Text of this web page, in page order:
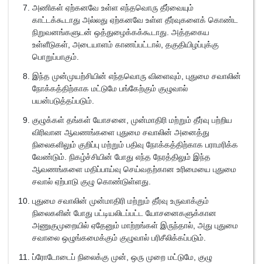
அணிகள் ஏற்கனவே உள்ள எந்தவொரு தீர்வையும்
காட்டக்கூடாது அல்லது ஏற்கனவே உள்ள தீர்வுகளைக் கொண்ட
நிறுவனங்களுடன் ஒத்துழைக்கக்கூடாது. அத்தகைய
உள்ளீடுகள், அடையாளம் காணப்பட்டால், தகுதியிழப்புக்கு
பொறுப்பாகும்.
இந்த முன்முயற்சியின் எந்தவொரு விளைவும், புதுமை சவாலின்
நோக்கத்திற்காக மட்டுமே பங்கேற்கும் குழுவால்
பயன்படுத்தப்படும்.
குழுக்கள் தங்கள் யோசனை, முன்மாதிரி மற்றும் தீர்வு பற்றிய
விரிவான ஆவணங்களை புதுமை சவாலின் அனைத்து
நிலைகளிலும் குறிப்பு மற்றும் பதிவு நோக்கத்திற்காக பராமரிக்க
வேண்டும். நிகழ்ச்சியின் போது எந்த நேரத்திலும் இந்த
ஆவணங்களை மதிப்பாய்வு செய்வதற்கான உரிமையை புதுமை
சவால் ஏற்பாடு குழு கொண்டுள்ளது.
புதுமை சவாலின் முன்மாதிரி மற்றும் தீர்வு உருவாக்கும்
நிலைகளின் போது பட்டியலிடப்பட்ட யோசனைகளுக்கான
அணுகுமுறையில் ஏதேனும் மாற்றங்கள் இருந்தால், அது புதுமை
சவாலை ஒழுங்கமைக்கும் குழுவால் பரிசீலிக்கப்படும்.
ப்ரோடோடைப் நிலைக்கு முன், ஒரு முறை மட்டுமே, குழு